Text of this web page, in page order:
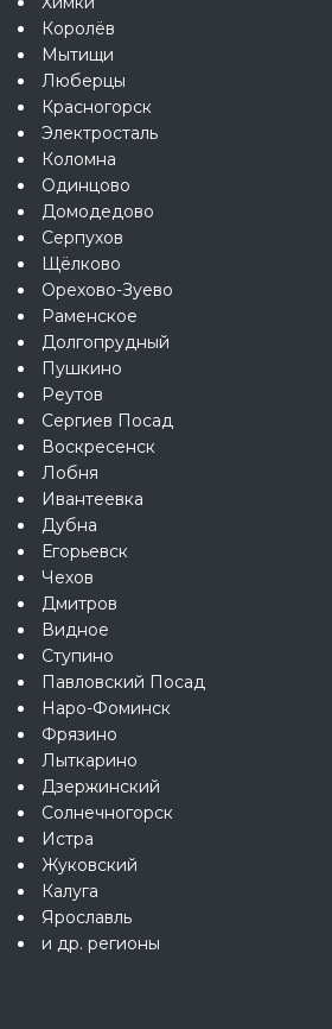
Королёв
Мытищи
Люберцы
Красногорск
Электросталь
Коломна
Одинцово
Домодедово
Серпухов
Щёлково
Орехово-Зуево
Раменское
Долгопрудный
Пушкино
Реутов
Сергиев Посад
Воскресенск
Лобня
Ивантеевка
Дубна
Егорьевск
Чехов
Дмитров
Видное
Ступино
Павловский Посад
Наро-Фоминск
Фрязино
Лыткарино
Дзержинский
Солнечногорск
Истра
Жуковский
Калуга
Ярославль
и др. регионы